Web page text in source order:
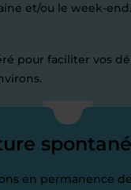
et/ou le week-end.
pour faciliter vos
en permanence